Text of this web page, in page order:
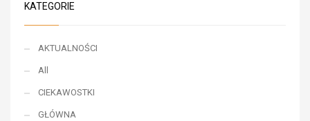
KATEGORIE
AKTUALNOŚCI
All
CIEKAWOSTKI
GŁÓWNA